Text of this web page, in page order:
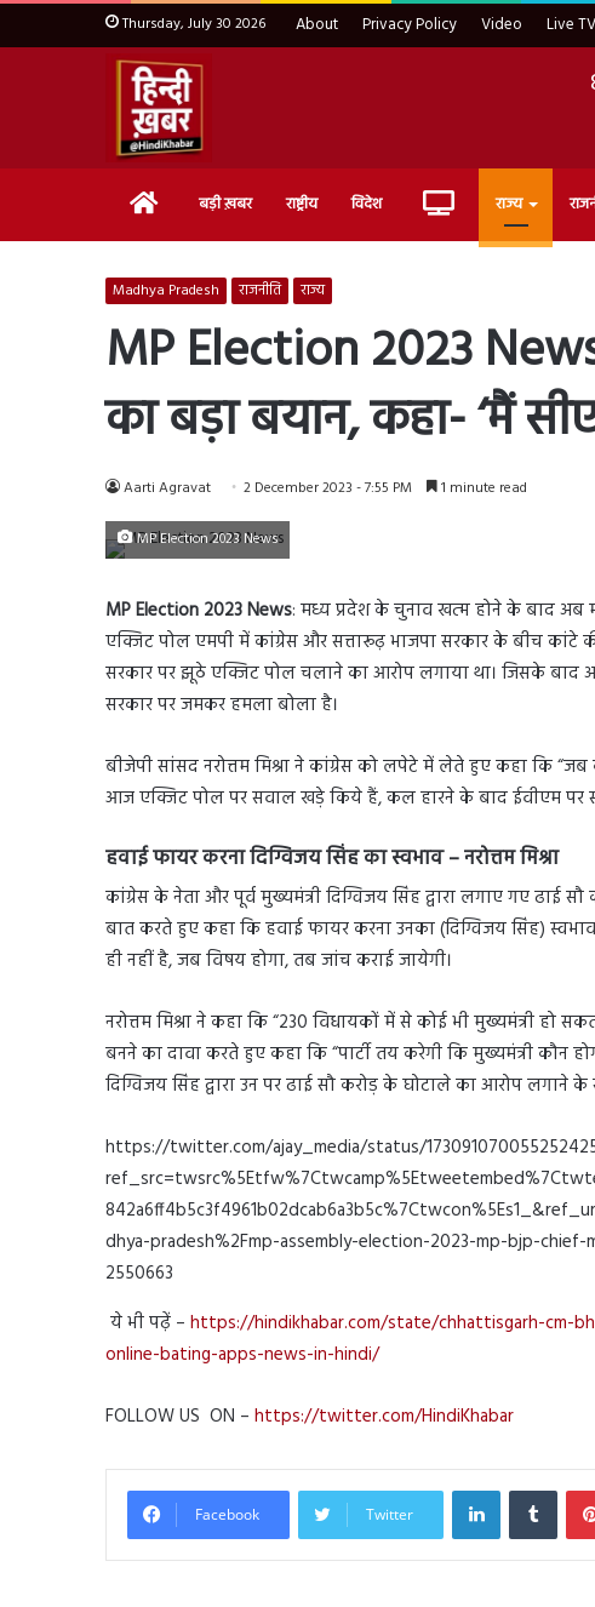
Thursday, July 30 2026 About Privacy Policy Video Live TV
Home बड़ी ख़बर राष्ट्रीय विदेश Live राज्य
Madhya Pradesh राजनीति राज्य
MP Election 2023
का बड़ा बयान, कहा- ‘मैं
Aarti Agravat 2 December 2023 - 7:55 PM 1 minute read
MP Election 2023 News
MP Election 2023 News: मध्य प्रदेश के चुनाव खत्म होने के बाद
एक्जिट पोल एमपी में कांग्रेस और सत्तारूढ़ भाजपा सरकार के बीच कांटे
सरकार पर झूठे एक्जिट पोल चलाने का आरोप लगाया था। जिसके बाद
सरकार पर जमकर हमला बोला है।
बीजेपी सांसद नरोत्तम मिश्रा ने कांग्रेस को लपेटे में लेते हुए कहा कि
आज एक्जिट पोल पर सवाल खड़े किये हैं, कल हारने के बाद ईवीएम पर
हवाई फायर करना दिग्विजय सिंह का स्वभाव – नरोत्तम मिश्रा
कांग्रेस के नेता और पूर्व मुख्यमंत्री दिग्विजय सिंह द्वारा लगाए गए ढाई
बात करते हुए कहा कि हवाई फायर करना उनका (दिग्विजय सिंह)
ही नहीं है, जब विषय होगा, तब जांच कराई जायेगी।
नरोत्तम मिश्रा ने कहा कि “230 विधायकों में से कोई भी मुख्यमंत्री हो
बनने का दावा करते हुए कहा कि “पार्टी तय करेगी कि मुख्यमंत्री कौन
दिग्विजय सिंह द्वारा उन पर ढाई सौ करोड़ के घोटाले का आरोप लगाने
https://twitter.com/ajay_media/status/
dhya-pradesh%2Fmp-assembly-election-2023-mp-bjp-
2550663
ये भी पढ़ें – https://hindikhabar.com/state/chhattisgarh-cm-
online-bating-apps-news-in-hindi/
FOLLOW US ON – https://twitter.com/HindiKhabar
Facebook Twitter
LinkedIn